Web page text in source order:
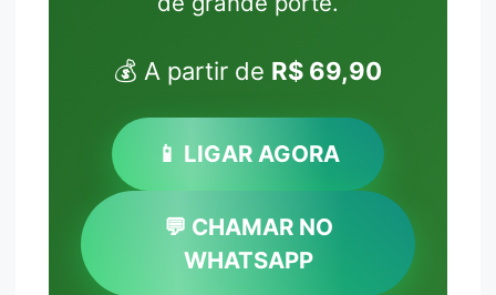
💰 A partir de R$ 69,90
📱 LIGAR AGORA
💬 CHAMAR NO
WHATSAPP